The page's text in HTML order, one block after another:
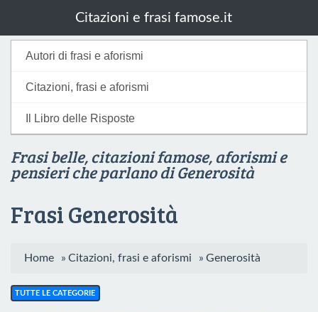
Autori di frasi e aforismi
Citazioni, frasi e aforismi
Il Libro delle Risposte
Citazioni e frasi famose.it
Frasi belle, citazioni famose, aforismi e
pensieri che parlano di Generosità
Frasi Generosità
Home » Citazioni, frasi e aforismi » Generosità
TUTTE LE CATEGORIE